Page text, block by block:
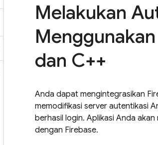
Melakukan
dan C++
Anda dapat mengintegrasikan
memodifikasi server autentikasi
berhasil login. Aplikasi Anda
dengan Firebase.